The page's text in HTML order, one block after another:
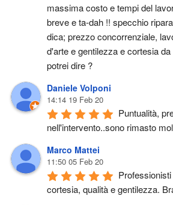
massima costo e tempi del
breve e ta-dah !! specchio
dica; prezzo concorrenziale,
d'arte e gentilezza e cortesia
potrei dire ?
Daniele Volponi
14:14 19 Feb 20
Puntualità,
nell'intervento..sono rimasto
Marco Mattei
11:50 05 Feb 20
cortesia, qualità e gentilezza.